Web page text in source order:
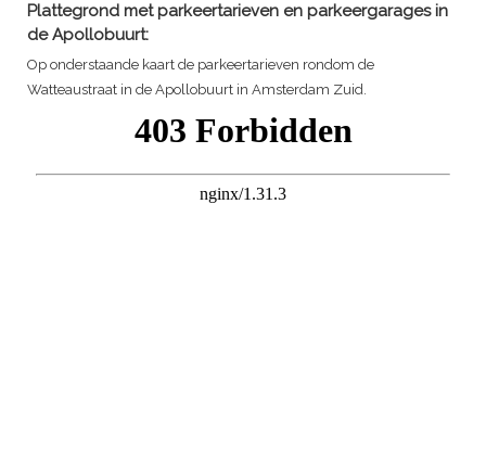
Plattegrond met parkeertarieven en parkeergarages in
de Apollobuurt:
Op onderstaande kaart de parkeertarieven rondom de
Watteaustraat in de Apollobuurt in Amsterdam Zuid.